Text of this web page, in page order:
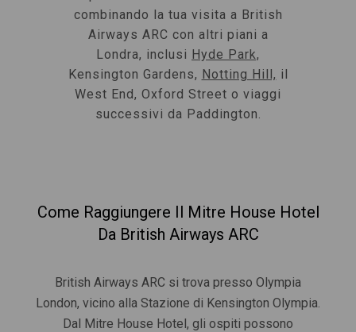
combinando la tua visita a British
Airways ARC con altri piani a
Londra, inclusi Hyde Park,
Kensington Gardens, Notting Hill, il
West End, Oxford Street o viaggi
successivi da Paddington.
Come Raggiungere Il Mitre House Hotel
Da British Airways ARC
British Airways ARC si trova presso Olympia
London, vicino alla Stazione di Kensington Olympia.
Dal Mitre House Hotel, gli ospiti possono